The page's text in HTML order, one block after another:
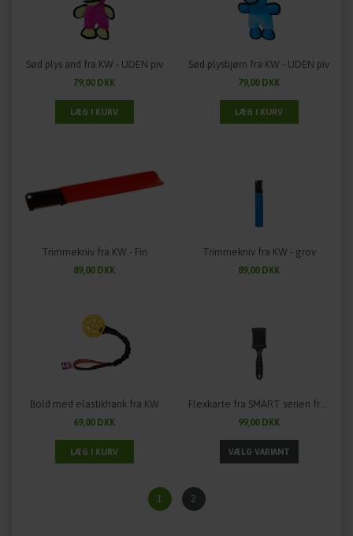
Sød plys and fra KW - UDEN piv
79,00 DKK
Sød plysbjørn fra KW - UDEN piv
79,00 DKK
Trimmekniv fra KW - Fin
89,00 DKK
Trimmekniv fra KW - grov
89,00 DKK
Bold med elastikhank fra KW
69,00 DKK
Flexkarte fra SMART serien fra KW - lille
99,00 DKK
1 2